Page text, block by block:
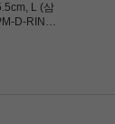
L (삼
D-RING-